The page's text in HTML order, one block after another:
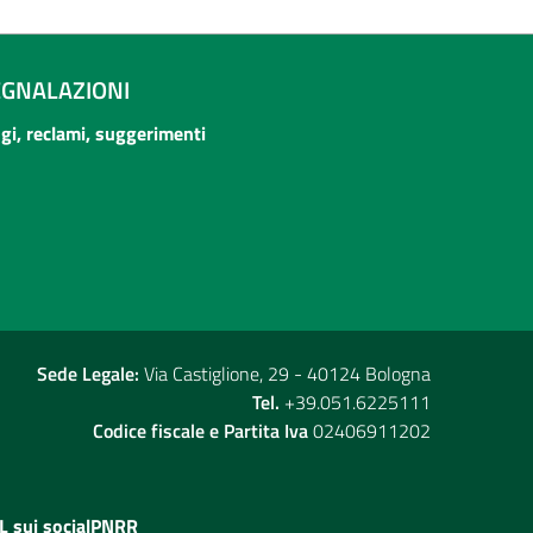
reclami, suggerimenti
Sede Legale: Via Castiglione, 29 - 40124 Bologna
Tel. +39.051.6225111
Codice fiscale e Partita Iva02406911202
sui socialPNRR